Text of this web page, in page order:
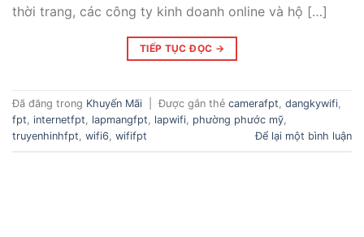
thời trang, các công ty kinh doanh online và hộ […]
TIẾP TỤC ĐỌC →
Đã đăng trong Khuyến Mãi Được gắn thẻ camerafpt, dangkywifi,
fpt, internetfpt, lapmangfpt, lapwifi, phường phước mỹ,
truyenhinhfpt, wifi6, wififpt Để lại một bình luận